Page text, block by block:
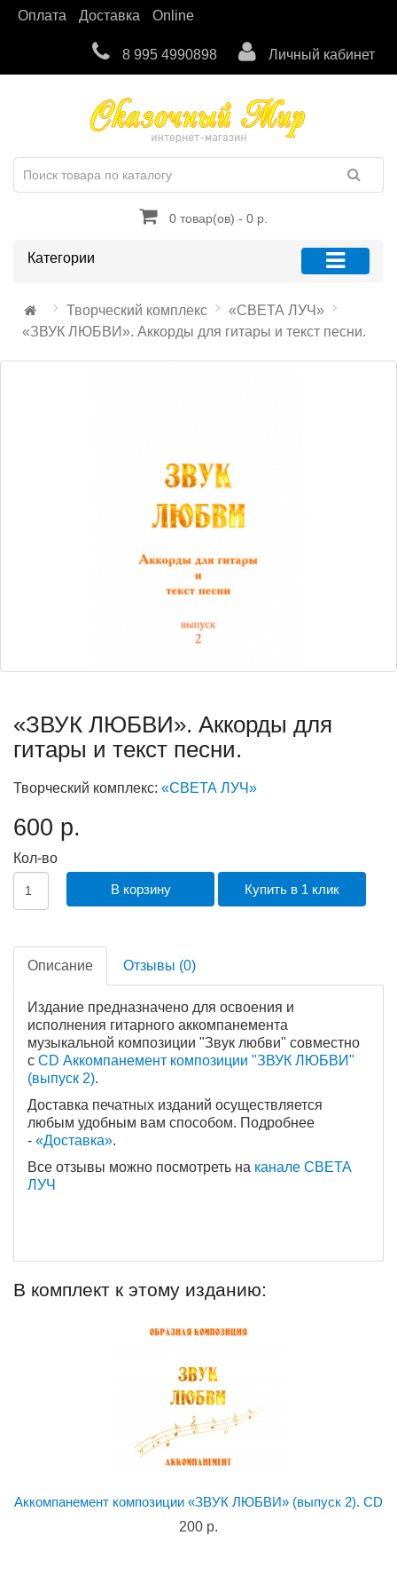
Оплата Доставка Online
8 995 4990898 Личный кабинет
0 товар(ов) - 0 р.
Категории
Творческий комплекс
«СВЕТА ЛУЧ»
«ЗВУК ЛЮБВИ». Аккорды для гитары и текст песни.
Описание Отзывы (0)
Издание предназначено для освоения и
исполнения гитарного аккомпанемента
музыкальной композиции "Звук любви" совместно
с CD Аккомпанемент композиции "ЗВУК ЛЮБВИ"
(выпуск 2).
Доставка печатных изданий осуществляется
любым удобным вам способом. Подробнее
- «Доставка».
Все отзывы можно посмотреть на канале СВЕТА
ЛУЧ
«ЗВУК ЛЮБВИ». Аккорды для
гитары и текст песни.
Творческий комплекс: «СВЕТА ЛУЧ»
600 р.
Кол-во
В корзину Купить в 1 клик
В комплект к этому изданию:
Аккомпанемент композиции «ЗВУК ЛЮБВИ» (выпуск 2). CD
200 р.